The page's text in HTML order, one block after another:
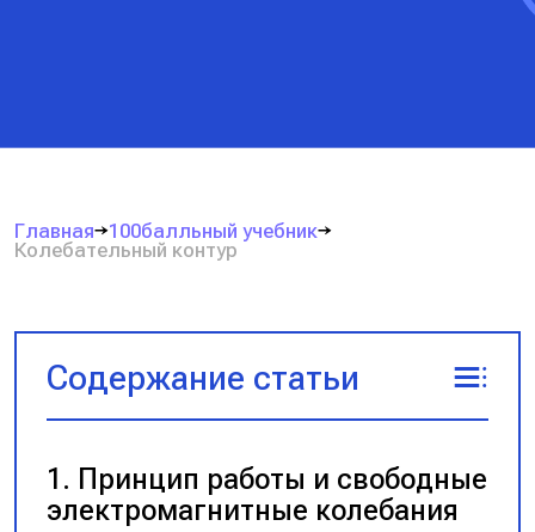
Главная
100балльный учебник
Колебательный контур
Содержание статьи
Принцип работы и свободные
электромагнитные колебания